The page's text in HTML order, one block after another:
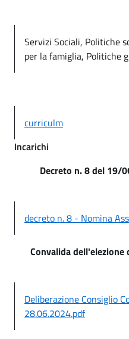
Servizi Sociali, Politiche
per la famiglia, Politiche
curriculm
Incarichi
Decreto n. 8 del 19/
decreto n. 8 - Nomina
Convalida dell'elezione
Deliberazione Consiglio
28.06.2024.pdf